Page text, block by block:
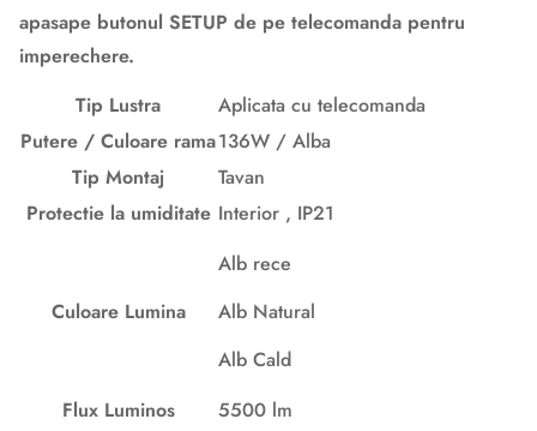
apasape butonul SETUP de pe telecomanda pentru
imperechere.
Tip Lustra
Aplicata cu telecomanda
Putere / Culoare rama136W / Alba
Tip Montaj
Tavan
Protectie la umiditate Interior , IP21
Culoare Lumina
Alb rece
Alb Natural
Alb Cald
Flux Luminos
5500 lm